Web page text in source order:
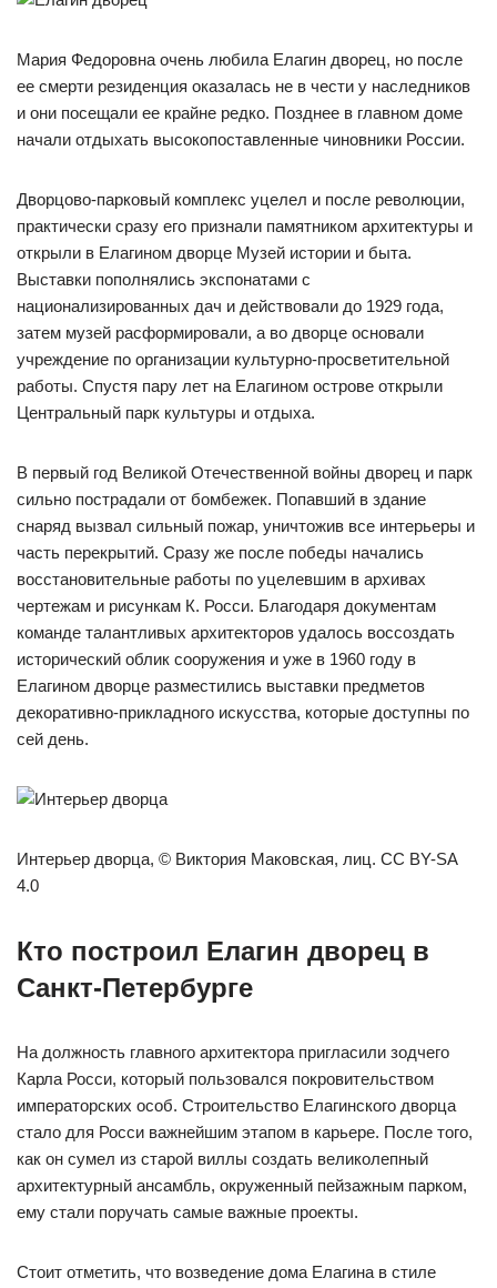
Мария Федоровна очень любила Елагин дворец, но после
ее смерти резиденция оказалась не в чести у наследников
и они посещали ее крайне редко. Позднее в главном доме
начали отдыхать высокопоставленные чиновники России.
Дворцово-парковый комплекс уцелел и после революции,
практически сразу его признали памятником архитектуры и
открыли в Елагином дворце Музей истории и быта.
Выставки пополнялись экспонатами с
национализированных дач и действовали до 1929 года,
затем музей расформировали, а во дворце основали
учреждение по организации культурно-просветительной
работы. Спустя пару лет на Елагином острове открыли
Центральный парк культуры и отдыха.
В первый год Великой Отечественной войны дворец и парк
сильно пострадали от бомбежек. Попавший в здание
снаряд вызвал сильный пожар, уничтожив все интерьеры и
часть перекрытий. Сразу же после победы начались
восстановительные работы по уцелевшим в архивах
чертежам и рисункам К. Росси. Благодаря документам
команде талантливых архитекторов удалось воссоздать
исторический облик сооружения и уже в 1960 году в
Елагином дворце разместились выставки предметов
декоративно-прикладного искусства, которые доступны по
сей день.
Интерьер дворца, © Виктория Маковская, лиц. CC BY-SA
4.0
Кто построил Елагин дворец в
Санкт-Петербурге
На должность главного архитектора пригласили зодчего
Карла Росси, который пользовался покровительством
императорских особ. Строительство Елагинского дворца
стало для Росси важнейшим этапом в карьере. После того,
как он сумел из старой виллы создать великолепный
архитектурный ансамбль, окруженный пейзажным парком,
ему стали поручать самые важные проекты.
Стоит отметить, что возведение дома Елагина в стиле